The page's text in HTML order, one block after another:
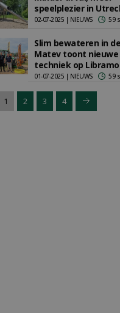
speelplezier in
02-07-2025 | NIEUWS 59
Slim bewateren in
Matev toont nieuwe
techniek op
01-07-2025 | NIEUWS 59
1 2 3 4